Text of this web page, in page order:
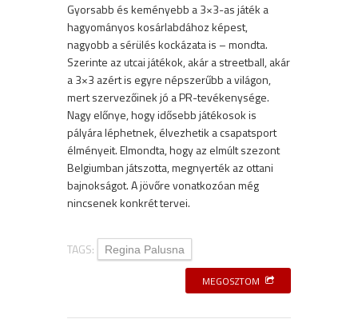
Gyorsabb és keményebb a 3×3-as játék a
hagyományos kosárlabdához képest,
nagyobb a sérülés kockázata is – mondta.
Szerinte az utcai játékok, akár a streetball, akár
a 3×3 azért is egyre népszerűbb a világon,
mert szervezőinek jó a PR-tevékenysége.
Nagy előnye, hogy idősebb játékosok is
pályára léphetnek, élvezhetik a csapatsport
élményeit. Elmondta, hogy az elmúlt szezont
Belgiumban játszotta, megnyerték az ottani
bajnokságot. A jövőre vonatkozóan még
nincsenek konkrét tervei.
TAGS: Regina Palusna
MEGOSZTOM